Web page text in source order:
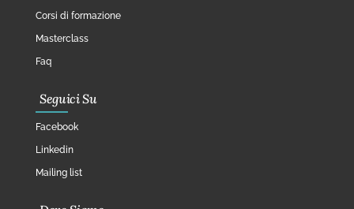
Corsi di formazione
Masterclass
Faq
Seguici Su
Facebook
Linkedin
Mailing list